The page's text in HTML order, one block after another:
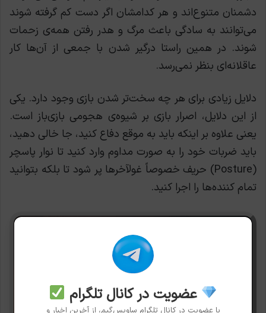
دشمنان متنوع‌اند و هر کدامشان اگر دست کم گرفته شوند
می‌توانند به سادگی باعث مرگ و هدر رفتن همه‌ی زحمات
شوند. در همین راستا درگیر شدن با جمعی از آن‌ها کار
عاقلانه‌ای بنظر نمی‌رسد.
دلایل زیادی برای هر چه سخت‌تر شدن بازی وجود دارد. یکی
از این دلایل، اصرار بازی بر شیوه‌ی هجومی بازی‌باز است.
یعنی علاوه بر اینکه باید به موقع دفاع کنید، جا خالی دهید،
باید ضربات خود را به صورت مداوم وارد کنید تا نوار پاسچر
(Posture) حریف خصوصاً غولآخرها پر شود تا بلکه بتوانید
تمام کننده‌ها را اجرا کنید.
عضویت در کانال تلگرام
با عضویت در کانال تلگرام ساویس‌گیم، از آخرین اخبار و